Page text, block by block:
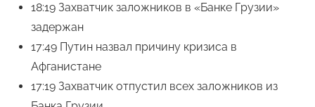
18:19 Захватчик заложников в «Банке Грузии»
задержан
17:49 Путин назвал причину кризиса в
Афганистане
17:19 Захватчик отпустил всех заложников из